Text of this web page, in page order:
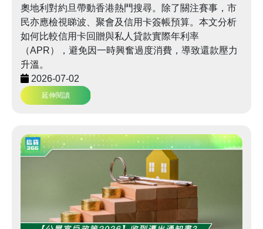
奧地利對約旦帶動香港熱門搜尋。除了關注賽事，市
民亦應檢視睇波、聚會及信用卡簽帳預算。本文分析
如何比較信用卡回贈與私人貸款實際年利率
（APR），避免因一時興奮過度消費，導致還款壓力
升溫。
2026-07-02
延伸閱讀